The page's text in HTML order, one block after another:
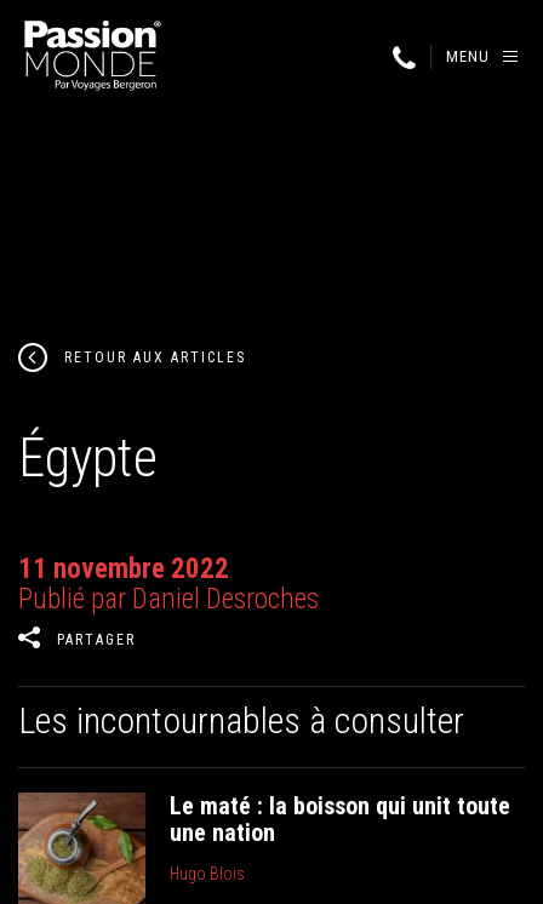
MENU
RETOUR AUX ARTICLES
Égypte
11 novembre 2022
Publié par Daniel Desroches
PARTAGER
Les incontournables à consulter
Le maté : la boisson qui unit toute
une nation
Hugo Blois